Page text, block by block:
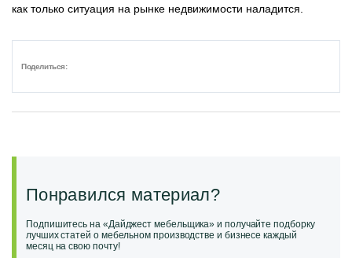
как только ситуация на рынке недвижимости наладится.
Поделиться:
Понравился материал?
Подпишитесь на «Дайджест мебельщика» и получайте подборку
лучших статей о мебельном производстве и бизнесе каждый
месяц на свою почту!